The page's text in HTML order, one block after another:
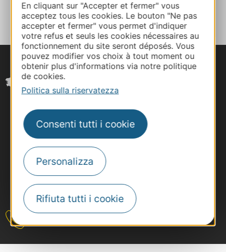
En cliquant sur "Accepter et fermer" vous
acceptez tous les cookies. Le bouton "Ne pas
accepter et fermer" vous permet d'indiquer
votre refus et seuls les cookies nécessaires au
fonctionnement du site seront déposés. Vous
pouvez modifier vos choix à tout moment ou
obtenir plus d'informations via notre politique
de cookies.
Politica sulla riservatezza
Consenti tutti i cookie
Personalizza
Rifiuta tutti i cookie
AL TACCUINO
#VoyageOccitanie